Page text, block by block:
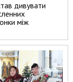
дивувати
між